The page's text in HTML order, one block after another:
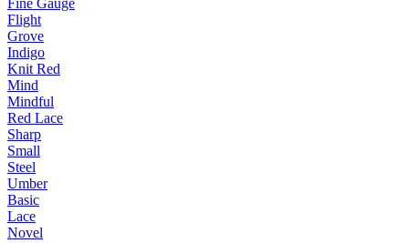
Fine Gauge
Flight
Grove
Indigo
Knit Red
Mind
Mindful
Red Lace
Sharp
Small
Steel
Umber
Basic
Lace
Novel